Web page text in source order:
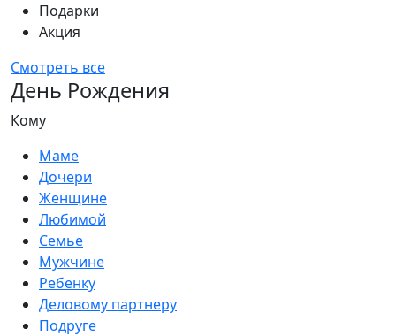
Подарки
Акция
Смотреть все
День Рождения
Кому
Маме
Дочери
Женщине
Любимой
Семье
Мужчине
Ребенку
Деловому партнеру
Подруге